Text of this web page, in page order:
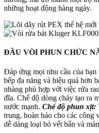
những hoạt động hàng ngày.
ĐẦU VÒI PHUN CHỨC
Đáp ứng mọi nhu cầu của
bếp đa năng và hiệu quả hơn
nhàng phù hợp với việc rửa
đĩa. Chế độ dòng chảy tạo ra
nước mạnh. Chế độ phun xịt:
trung, hoàn hảo cho các công
dễ dàng loại bỏ vết bẩn và